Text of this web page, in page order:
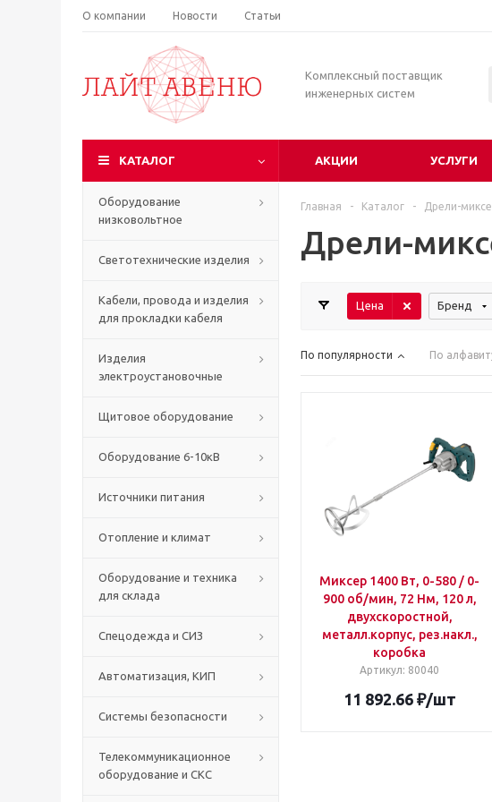
О компании Новости Статьи
Комплексный поставщик
инженерных систем
КАТАЛОГ АКЦИИ УСЛУГИ
Оборудование
низковольтное
Светотехнические изделия
Кабели, провода и изделия
для прокладки кабеля
Изделия
электроустановочные
Щитовое оборудование
Оборудование 6-10кВ
Источники питания
Отопление и климат
Оборудование и техника
для склада
Спецодежда и СИЗ
Автоматизация, КИП
Системы безопасности
Телекоммуникационное
оборудование и СКС
Главная - Каталог - Дрели-
Дрели-
Цена Бренд
По популярности По
Миксер 1400 Вт, 0-580 / 0-
900 об/мин, 72 Нм, 120 л,
двухскоростной,
металл.корпус, рез.накл.,
коробка
Артикул: 80040
11 892.66₽/шт